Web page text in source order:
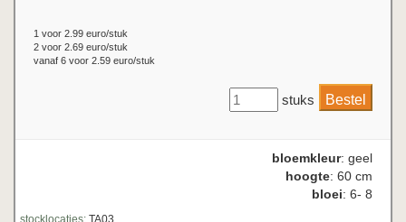
1 voor 2.99 euro/stuk
2 voor 2.69 euro/stuk
vanaf 6 voor 2.59 euro/stuk
stuks
bloemkleur: geel
hoogte: 60 cm
bloei: 6- 8
stocklocaties: TA03